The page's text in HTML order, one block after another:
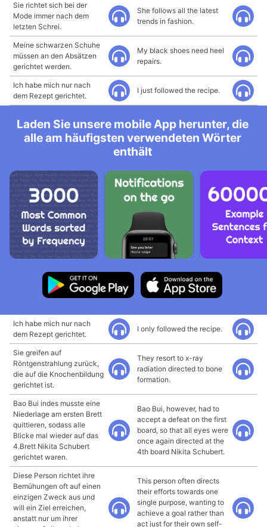
Sie richtet sich bei der
Mode immer nach dem
letzten Schrei.
She follows all the latest
trends in fashion.
Meine schwarzen Schuhe
müssen an den Absätzen
gerichtet werden.
My black shoes need heel
repairs.
Ich habe mich nur nach
dem Rezept gerichtet.
I just followed the recipe.
Laden Sie unsere mobile App herunter, die
alle am häufigsten verwendeten Wörter
enthält
Ich habe mich nur nach
dem Rezept gerichtet.
I only followed the recipe.
Sie greifen auf
Röntgenstrahlung zurück,
die auf die Knochenbildung
gerichtet ist.
They resort to x-ray
radiation directed to bone
formation.
Bao Bui indes musste eine
Niederlage am ersten Brett
quittieren, sodass alle
Blicke mal wieder auf das
4.Brett Nikita Schubert
gerichtet waren.
Bao Bui, however, had to
accept a defeat on the first
board, so that all eyes were
once again directed at the
4th board Nikita Schubert.
Diese Person richtet ihre
Bemühungen oft auf einen
einzigen Zweck aus und
will ein Ziel erreichen,
anstatt nur um ihrer
This person often directs
their efforts towards one
single purpose, wanting to
achieve a goal rather than
act just for their own self-